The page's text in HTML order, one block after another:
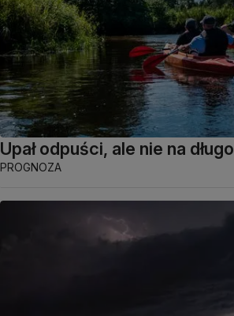
Upał odpuści, ale nie na długo
PROGNOZA